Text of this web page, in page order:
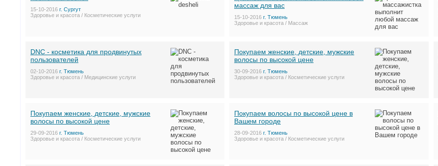
15-10-2016 г. Сургут
Здоровье и красота / Косметические услуги
массаж для вас
15-10-2016 г. Тюмень
Здоровье и красота / Массаж
DNC - косметика для продвинутых
пользователей
02-10-2016 г. Тюмень
Здоровье и красота / Медицинские услуги
Покупаем женские, детские, мужские
волосы по высокой цене
30-09-2016 г. Тюмень
Здоровье и красота / Косметические услуги
Покупаем женские, детские, мужские
волосы по высокой цене
29-09-2016 г. Тюмень
Здоровье и красота / Косметические услуги
Покупаем волосы по высокой цене в
Вашем городе
28-09-2016 г. Тюмень
Здоровье и красота / Косметические услуги